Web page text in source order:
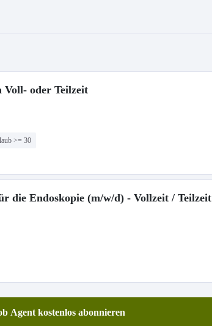
Voll- oder Teilzeit
>= 30
die Endoskopie (m/w/d) - Vollzeit / Teilzeit
Agent kostenlos abonnieren